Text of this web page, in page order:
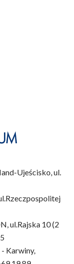
Ujeścisko, ul.
ul.Rajska 10 (2
Karwiny,